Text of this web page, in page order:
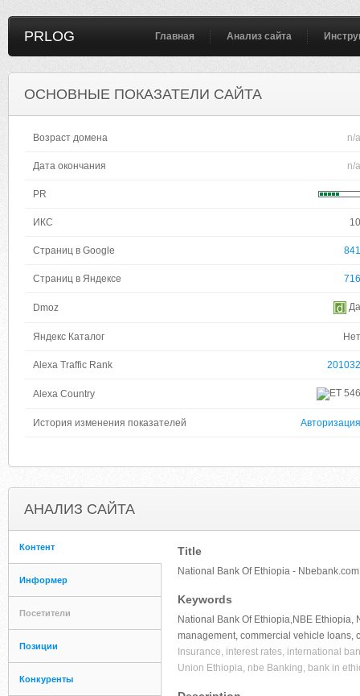
PRLOG Главная Анализ сайта
ОСНОВНЫЕ ПОКАЗАТЕЛИ САЙТА
Возраст домена n/a
Дата окончания n/a
PR
ИКС 10
Страниц в Google 841
Страниц в Яндексе 716
Dmoz Да
Яндекс Каталог Нет
Alexa Traffic Rank 201032
Alexa Country 546
История изменения показателей Авторизация
АНАЛИЗ САЙТА
Контент
Информер
Посетители
Позиции
Конкуренты
Title
National Bank Of Ethiopia - Nbebank.com
Keywords
National Bank Of Ethiopia,NBE
management, commercial vehicle loans,
Insurance, interest rates, international
Union Ethiopia, nbe Banking, bank in